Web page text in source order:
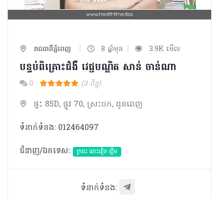
រាជធានីភ្នំពេញ | 8 ឆ្នាំមុន | 3.9K មើល
បន្ទប់ពិគ្រោះជំងឺ វេជ្ជបណ្ឌិត សាន់​ ចាន់ណា
0 (3 ពិន្ទុ)
ផ្ទះ 85D, ផ្លូវ 70, ស្រះចក, ដូនពេញ
ទំនាក់ទំនង: 012​46​40​97
ជំនាញ/ឯកទេស:
ក្រពះ ពោះវៀន ថ្លើម
ទំនាក់ទំនង: